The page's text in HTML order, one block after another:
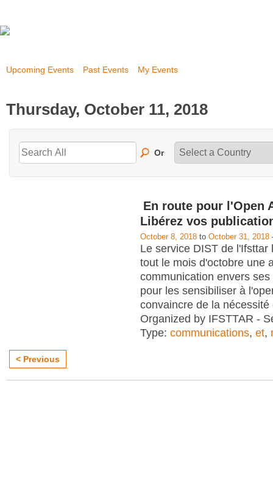
Upcoming Events Past Events My Events
Thursday, October 11, 2018
Or
En route pour l'Open
Libérez vos
October 8, 2018 to October 31, 2018
Le service DIST de l'Ifsttar
tout le mois d'octobre une
communication envers
pour les sensibiliser à
convaincre de la nécessité
Organized by IFSTTAR -
Type: communications, et,
< Previous